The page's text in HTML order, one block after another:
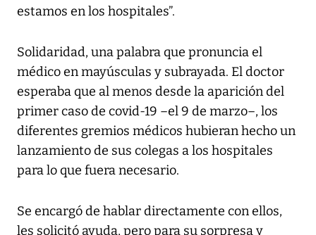
estamos en los hospitales”.
Solidaridad, una palabra que pronuncia el
médico en mayúsculas y subrayada. El doctor
esperaba que al menos desde la aparición del
primer caso de covid-19 –el 9 de marzo–, los
diferentes gremios médicos hubieran hecho un
lanzamiento de sus colegas a los hospitales
para lo que fuera necesario.
Se encargó de hablar directamente con ellos,
les solicitó ayuda, pero para su sorpresa y